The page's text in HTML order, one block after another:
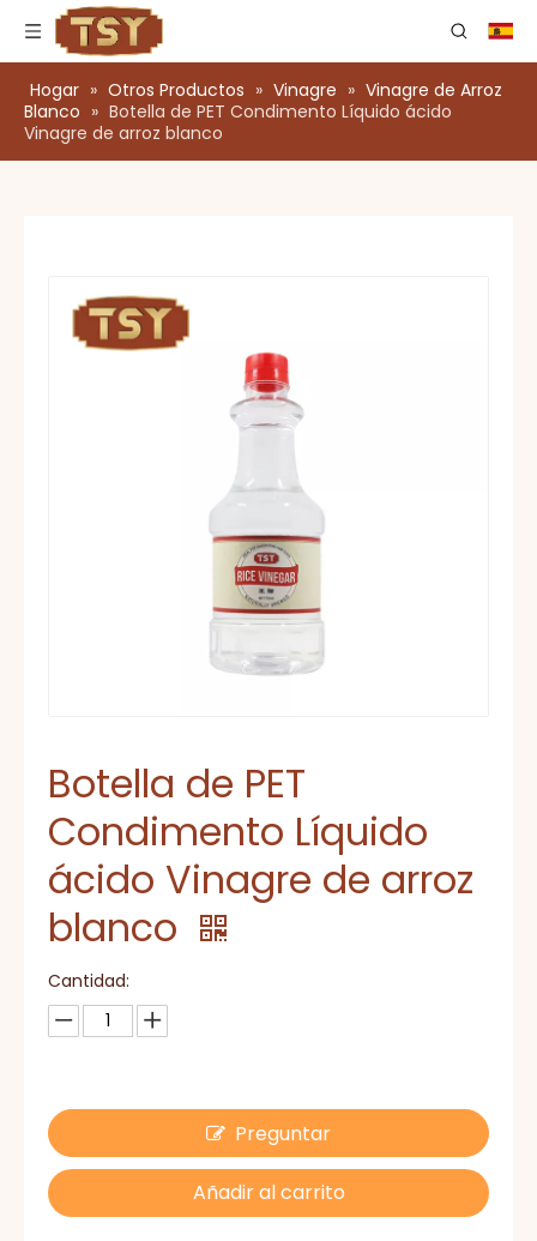
Hogar » Otros Productos » Vinagre » Vinagre de Arroz
Blanco » Botella de PET Condimento Líquido ácido
Vinagre de arroz blanco
Botella de PET
Condimento Líquido
ácido Vinagre de arroz
blanco
Cantidad:
Preguntar
Añadir al carrito